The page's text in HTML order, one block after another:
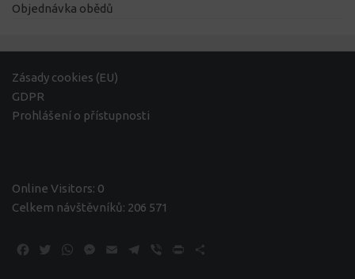
Objednávka obědů
Zásady cookies (EU)
GDPR
Prohlášení o přístupnosti
Online Visitors: 0
Celkem návštěvníků: 206 571
Facebook
TwitterWhatsApp
Messenger
Email Telegram
Viber Print